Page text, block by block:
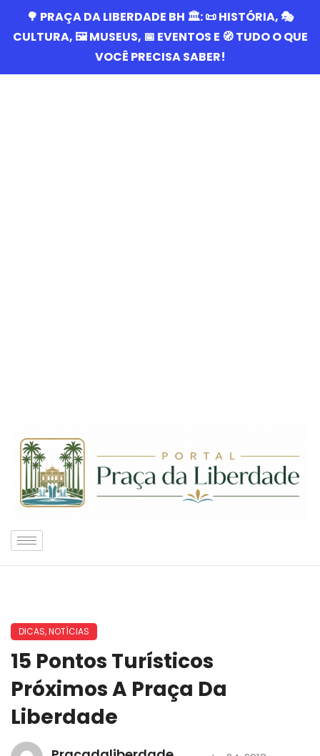
🌳 PRAÇA DA LIBERDADE BH 🏛️: 📜 HISTÓRIA, 🎭
CULTURA, 🖼️ MUSEUS, 📅 EVENTOS E 🧭 TUDO O QUE
VOCÊ PRECISA SABER!
DICAS,NOTÍCIAS
15 Pontos Turísticos
Próximos A Praça Da
Liberdade